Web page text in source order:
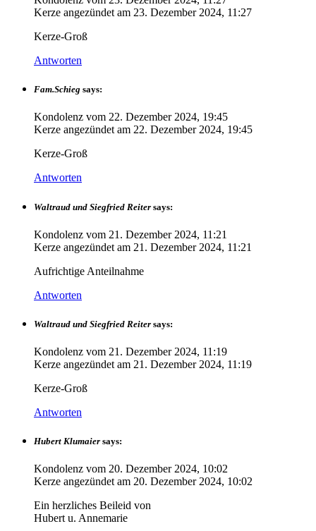
Kerze angezündet am 23. Dezember 2024, 11:27
Kerze-Groß
Antworten
Fam.Schieg says:
Kondolenz vom 22. Dezember 2024, 19:45
Kerze angezündet am 22. Dezember 2024, 19:45
Kerze-Groß
Antworten
Waltraud und Siegfried Reiter says:
Kondolenz vom 21. Dezember 2024, 11:21
Kerze angezündet am 21. Dezember 2024, 11:21
Aufrichtige Anteilnahme
Antworten
Waltraud und Siegfried Reiter says:
Kondolenz vom 21. Dezember 2024, 11:19
Kerze angezündet am 21. Dezember 2024, 11:19
Kerze-Groß
Antworten
Hubert Klumaier says:
Kondolenz vom 20. Dezember 2024, 10:02
Kerze angezündet am 20. Dezember 2024, 10:02
Ein herzliches Beileid von
Hubert u. Annemarie